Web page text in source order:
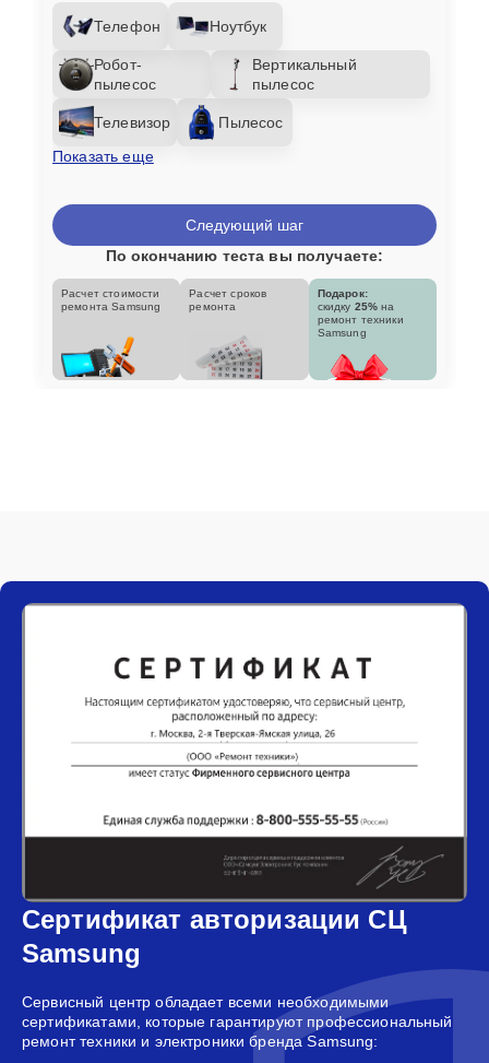
Телефон Ноутбук
Робот-
пылесос
Вертикальный
пылесос
Телевизор
Пылесос
Показать еще
Следующий шаг
По окончанию теста вы получаете:
Расчет стоимости
ремонта Samsung
Расчет сроков
ремонта
Подарок:
скидку 25% на
ремонт техники
Samsung
Сертификат авторизации СЦ
Samsung
Сервисный центр обладает всеми необходимыми
сертификатами, которые гарантируют профессиональный
ремонт техники и электроники бренда Samsung: